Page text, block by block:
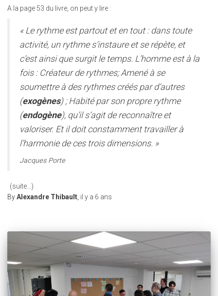
A la page 53 du livre, on peut y lire :
« Le rythme est partout et en tout : dans toute
activité, un rythme s’instaure et se répète, et
c’est ainsi que surgit le temps. L’homme est à la
fois : Créateur de rythmes; Amené à se
soumettre à des rythmes créés par d’autres
(exogènes) ; Habité par son propre rythme
(endogène), qu’il s’agit de reconnaître et
valoriser. Et il doit constamment travailler à
l’harmonie de ces trois dimensions. »
Jacques Porte
(suite…)
ByAlexandre Thibault il y a 6 ans